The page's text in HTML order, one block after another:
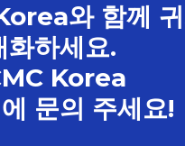
와 함께
화하세요.
Korea
문의 주세요!